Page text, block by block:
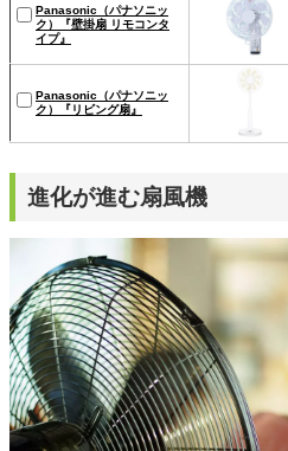
Panasonic（パナソニッ
ク）『壁掛扇 リモコンタ
イプ』
Panasonic（パナソニッ
ク）『リビング扇』
進化が進む扇風機